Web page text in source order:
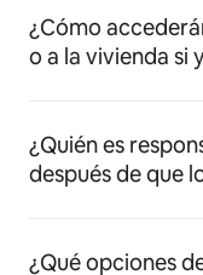
¿Cómo
o a la vivienda si
¿Quién es
después de que
¿Qué opciones